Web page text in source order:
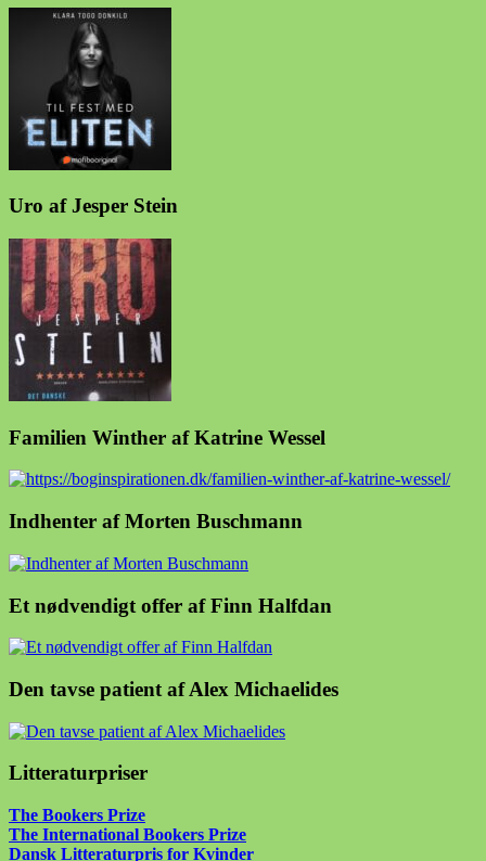
Uro af Jesper Stein
Familien Winther af Katrine Wessel
Indhenter af Morten Buschmann
Et nødvendigt offer af Finn Halfdan
Den tavse patient af Alex Michaelides
Litteraturpriser
The Bookers Prize
The International Bookers Prize
Dansk Litteraturpris for Kvinder